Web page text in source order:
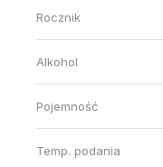
Rocznik
Alkohol
Pojemność
Temp. podania